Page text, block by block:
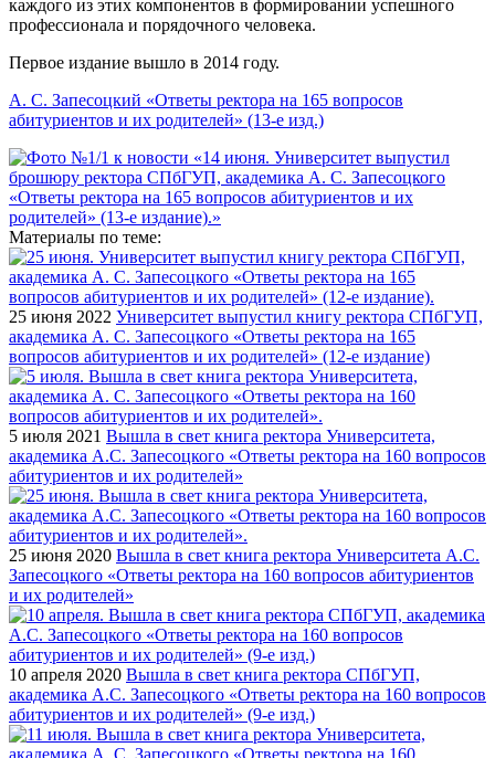
каждого из этих компонентов в формировании успешного
профессионала и порядочного человека.
Первое издание вышло в 2014 году.
А. С. Запесоцкий «Ответы ректора на 165 вопросов
абитуриентов и их родителей» (13-е изд.)
Материалы по теме:
25 июня 2022 Университет выпустил книгу ректора СПбГУП,
академика А. С. Запесоцкого «Ответы ректора на 165
вопросов абитуриентов и их родителей» (12-е издание)
5 июля 2021 Вышла в свет книга ректора Университета,
академика А.С. Запесоцкого «Ответы ректора на 160 вопросов
абитуриентов и их родителей»
25 июня 2020 Вышла в свет книга ректора Университета А.С.
Запесоцкого «Ответы ректора на 160 вопросов абитуриентов
и их родителей»
10 апреля 2020 Вышла в свет книга ректора СПбГУП,
академика А.С. Запесоцкого «Ответы ректора на 160 вопросов
абитуриентов и их родителей» (9-е изд.)